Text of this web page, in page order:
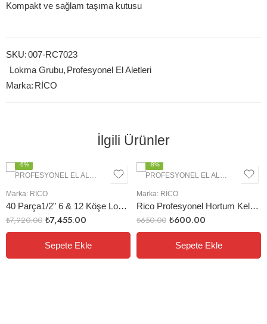
Kompakt ve sağlam taşıma kutusu
SKU:007-RC7023
Lokma Grubu, Profesyonel El Aletleri
Marka: RİCO
İlgili Ürünler
, LOKMA GRUBU
Marka: RİCO
40 Parça1/2” 6 & 12 Köşe Lokma Seti
-6%
₺7,920.00 ₺7,455.00
Sepete Ekle
,
Marka: RİCO
Rico Profesyonel Hortum Kelepçe Pensesi Krom
-8%
₺650.00 ₺600.00
Sepete Ekle